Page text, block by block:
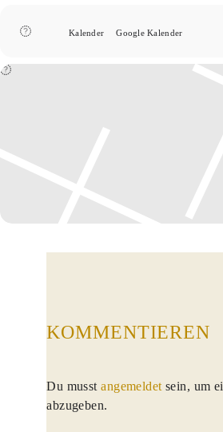
Kalender Google Kalender
KOMMENTIEREN
Du musstangemeldetsein, um
abzugeben.